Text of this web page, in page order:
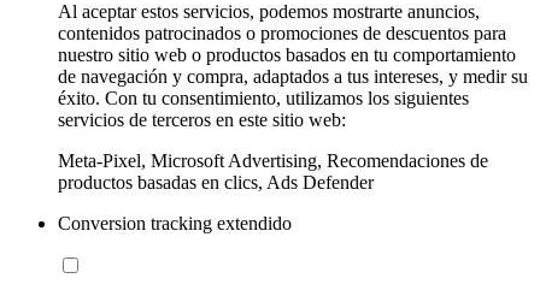
Al aceptar estos servicios, podemos mostrarte anuncios,
contenidos patrocinados o promociones de descuentos para
nuestro sitio web o productos basados en tu comportamiento
de navegación y compra, adaptados a tus intereses, y medir su
éxito. Con tu consentimiento, utilizamos los siguientes
servicios de terceros en este sitio web:
Meta-Pixel, Microsoft Advertising, Recomendaciones de
productos basadas en clics, Ads Defender
Conversion tracking extendido